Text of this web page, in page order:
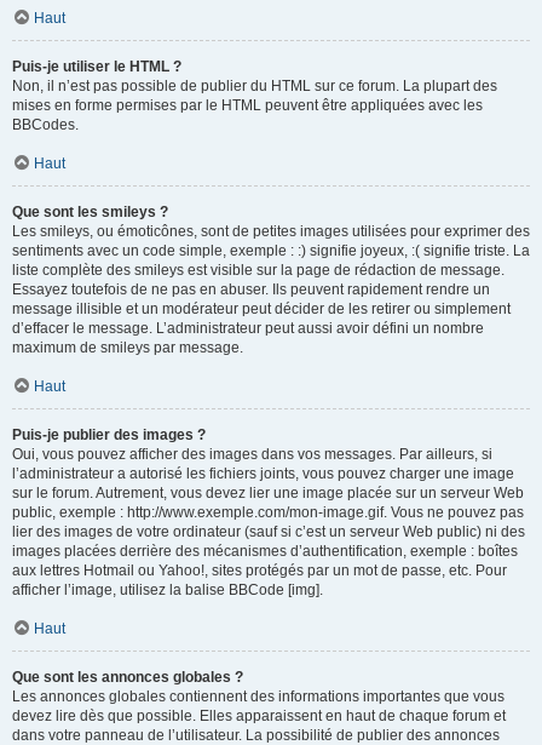
Haut
Puis-je utiliser le HTML ?
Non, il n’est pas possible de publier du HTML sur ce forum. La plupart des
mises en forme permises par le HTML peuvent être appliquées avec les
BBCodes.
Haut
Que sont les smileys ?
Les smileys, ou émoticônes, sont de petites images utilisées pour exprimer des
sentiments avec un code simple, exemple : :) signifie joyeux, :( signifie triste. La
liste complète des smileys est visible sur la page de rédaction de message.
Essayez toutefois de ne pas en abuser. Ils peuvent rapidement rendre un
message illisible et un modérateur peut décider de les retirer ou simplement
d’effacer le message. L’administrateur peut aussi avoir défini un nombre
maximum de smileys par message.
Haut
Puis-je publier des images ?
Oui, vous pouvez afficher des images dans vos messages. Par ailleurs, si
l’administrateur a autorisé les fichiers joints, vous pouvez charger une image
sur le forum. Autrement, vous devez lier une image placée sur un serveur Web
public, exemple : http://www.exemple.com/mon-image.gif. Vous ne pouvez pas
lier des images de votre ordinateur (sauf si c’est un serveur Web public) ni des
images placées derrière des mécanismes d’authentification, exemple : boîtes
aux lettres Hotmail ou Yahoo!, sites protégés par un mot de passe, etc. Pour
afficher l’image, utilisez la balise BBCode [img].
Haut
Que sont les annonces globales ?
Les annonces globales contiennent des informations importantes que vous
devez lire dès que possible. Elles apparaissent en haut de chaque forum et
dans votre panneau de l’utilisateur. La possibilité de publier des annonces